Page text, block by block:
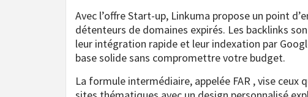
Avec l’offre Start-up, Linkuma propose un point
détenteurs de domaines expirés. Les backlinks
leur intégration rapide et leur indexation par
base solide sans compromettre votre budget.
La formule intermédiaire, appelée FAR , vise ceux